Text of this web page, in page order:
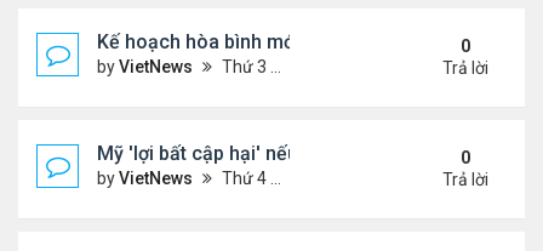
Kế hoạch hòa bình mới thử thách khả năng ứng
byVietNews Thứ 3 Tháng 11 25, 2025 6:48 pm
0
Trả lời
Mỹ 'lợi bất cập hại' nếu can thiệp quân sự vào
byVietNews Thứ 4 Tháng 11 19, 2025 4:49 pm
0
Trả lời